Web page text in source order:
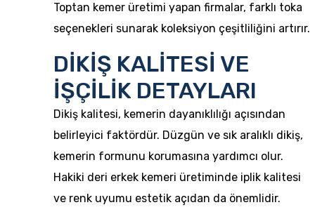
Toptan kemer üretimi yapan firmalar, farklı toka
seçenekleri sunarak koleksiyon çeşitliliğini artırır.
DİKİŞ KALİTESİ VE
İŞÇİLİK DETAYLARI
Dikiş kalitesi, kemerin dayanıklılığı açısından
belirleyici faktördür. Düzgün ve sık aralıklı dikiş,
kemerin formunu korumasına yardımcı olur.
Hakiki deri erkek kemeri üretiminde iplik kalitesi
ve renk uyumu estetik açıdan da önemlidir.